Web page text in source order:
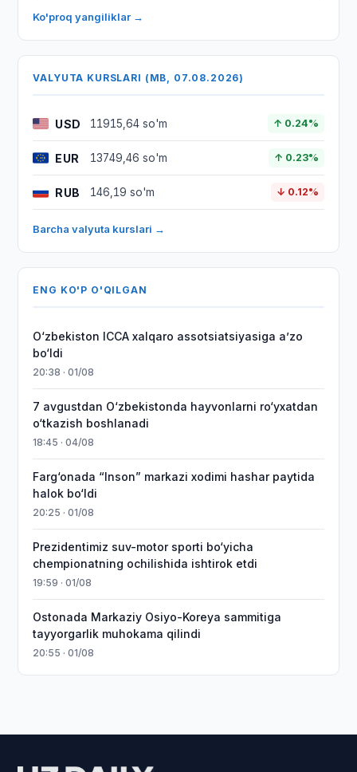
Ko'proq yangiliklar →
VALYUTA KURSLARI (MB, 07.08.2026)
USD 11915,64 so'm ↑ 0.24%
EUR 13749,46 so'm ↑ 0.23%
RUB 146,19 so'm ↓ 0.12%
Barcha valyuta kurslari →
ENG KO'P O'QILGAN
O‘zbekiston ICCA xalqaro assotsiatsiyasiga aʼzo
bo‘ldi
20:38 · 01/08
7 avgustdan O‘zbekistonda hayvonlarni ro‘yxatdan
o‘tkazish boshlanadi
18:45 · 04/08
Farg‘onada “Inson” markazi xodimi hashar paytida
halok bo‘ldi
20:25 · 01/08
Prezidentimiz suv-motor sporti bo‘yicha
chempionatning ochilishida ishtirok etdi
19:59 · 01/08
Ostonada Markaziy Osiyo-Koreya sammitiga
tayyorgarlik muhokama qilindi
20:55 · 01/08